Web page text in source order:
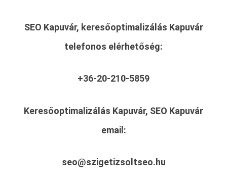
SEO Kapuvár, keresőoptimalizálás Kapuvár
telefonos elérhetőség:
+36-20-210-5859
Keresőoptimalizálás Kapuvár, SEO Kapuvár
email:
seo@szigetizsoltseo.hu